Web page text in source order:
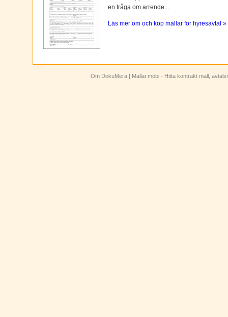
en fråga om arrende...
Läs mer om och köp mallar för hyresavtal »
Om DokuMera | Mallar.mobi - Hitta kontrakt mall,